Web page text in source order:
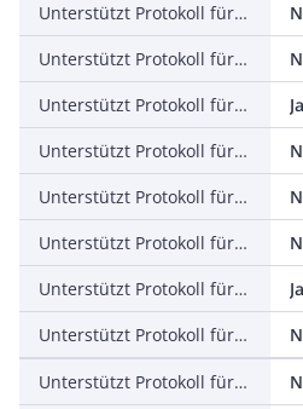
Unterstützt Protokoll für SUCONET
Unterstützt Protokoll für LON
Unterstützt Protokoll für PROFINET IO
Ja
Unterstützt Protokoll für PROFINET CBA
Unterstützt Protokoll für SERCOS
Unterstützt Protokoll für Foundation Fieldbus
Unterstützt Protokoll für EtherNet/IP
Ja
Unterstützt Protokoll für AS-Interface Safety at Work
Unterstützt Protokoll für DeviceNet Safety